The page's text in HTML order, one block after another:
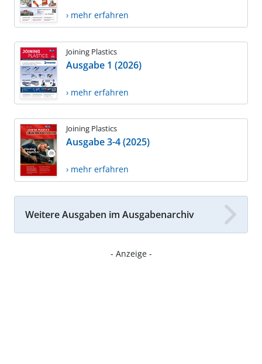
› mehr erfahren
Joining Plastics
Ausgabe 1 (2026)
› mehr erfahren
Joining Plastics
Ausgabe 3-4 (2025)
› mehr erfahren
Weitere Ausgaben im Ausgabenarchiv
- Anzeige -